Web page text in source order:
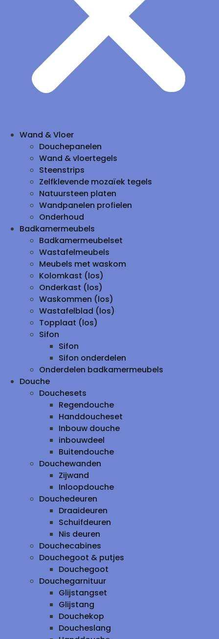
Wand & Vloer
Douchepanelen
Wand & vloertegels
Steenstrips
Zelfklevende mozaïek tegels
Natuursteen platen
Wandpanelen profielen
Onderhoud
Badkamermeubels
Badkamermeubelset
Wastafelmeubels
Meubels met waskom
Kolomkast (los)
Onderkast (los)
Waskommen (los)
Wastafelblad (los)
Topplaat (los)
Sifon
Sifon
Sifon onderdelen
Onderdelen badkamermeubels
Douche
Douchesets
Regendouche
Handdoucheset
Inbouw douche
inbouwdeel
Buitendouche
Douchewanden
Zijwand
Inloopdouche
Douchedeuren
Draaideuren
Schuifdeuren
Nis deuren
Douchecabines
Douchegoot & putjes
Douchegoot
Douchegarnituur
Glijstangset
Glijstang
Douchekop
Doucheslang